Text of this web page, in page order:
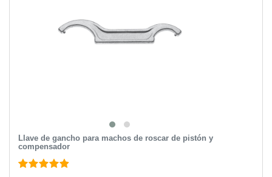
Llave de gancho para machos de roscar de pistón y
compensador